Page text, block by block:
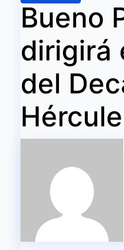
Bueno
dirigirá
del